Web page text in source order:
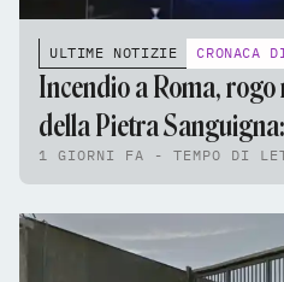
ULTIME NOTIZIE CRONACA
Incendio a Roma,
della Pietra
1 GIORNI FA - TEMPO DI